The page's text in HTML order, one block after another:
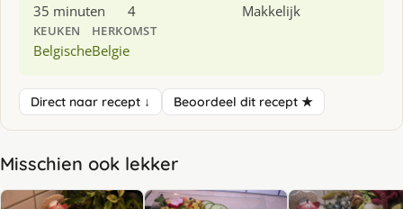
35 minuten 4 Makkelijk
KEUKEN
Belgische
HERKOMST
Belgie
Direct naar recept ↓ Beoordeel dit recept ★
Misschien ook lekker